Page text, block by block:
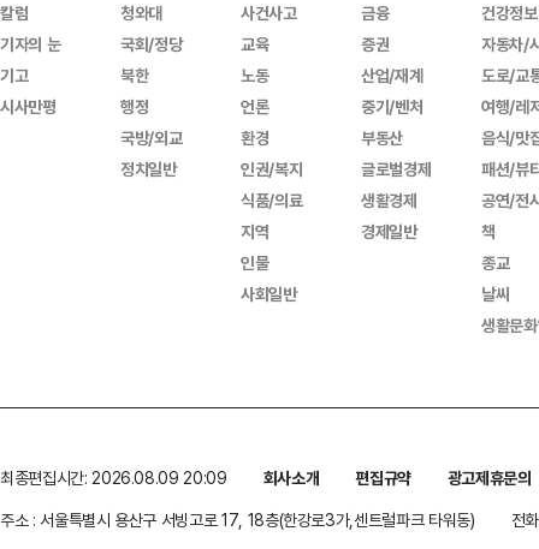
칼럼
기자의 눈
기고
시사만평
청와대
국회/정당
북한
행정
국방/외교
정치일반
사건사고
교육
노동
언론
환경
인권/복지
식품/의료
지역
인물
사회일반
금융
증권
산업/재계
중기/벤처
부동산
글로벌경제
생활경제
경제일반
건강정보
자동차/
도로/교
여행/레
음식/맛
패션/뷰
공연/전
책
종교
날씨
생활문
최종편집시간: 2026.08.09 20:09 회사소개 편집규약
광고제휴문의
주소 : 서울특별시 용산구 서빙고로 17, 18층(한강로3가,센트럴파크 타워동)
전